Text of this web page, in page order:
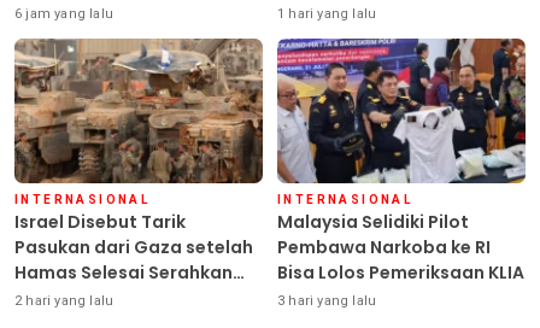
6 jam yang lalu 1 hari yang lalu
INTERNASIONAL
Israel Disebut Tarik
Pasukan dari Gaza setelah
Hamas Selesai Serahkan
Senjata
2 hari yang lalu
INTERNASIONAL
Malaysia Selidiki Pilot
Pembawa Narkoba ke RI
Bisa Lolos Pemeriksaan KLIA
3 hari yang lalu